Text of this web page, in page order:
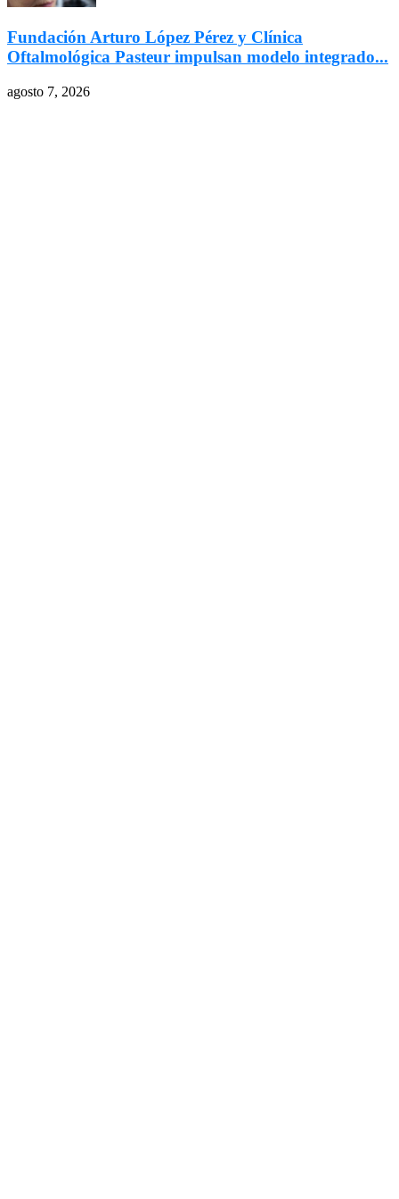
Fundación Arturo López Pérez y Clínica
Oftalmológica Pasteur impulsan modelo integrado...
agosto 7, 2026